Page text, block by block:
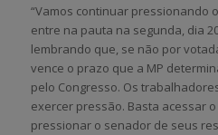
“Vamos continuar pressionando
entre na pauta na segunda, dia
lembrando que, se não por
vence o prazo que a MP
pelo Congresso. Os
exercer pressão. Basta acessar
pressionar o senador de seus